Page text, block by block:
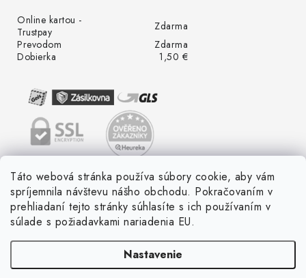
Táto webová stránka používa súbory cookie, aby vám
spríjemnila návštevu nášho obchodu. Pokračovaním v
prehliadaní tejto stránky súhlasíte s ich používaním v
súlade s požiadavkami nariadenia EU.
Nastavenie
Online kartou -
Trustpay
Zdarma
Prevodom
Zdarma
Dobierka
1,50 €